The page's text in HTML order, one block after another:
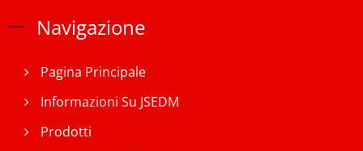
Navigazione
Pagina Principale
Informazioni Su JSEDM
Prodotti